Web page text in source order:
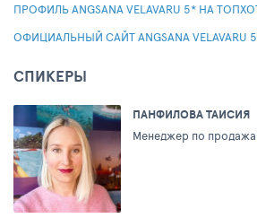
ПРОФИЛЬ ANGSANA VELAVARU 5* НА
ОФИЦИАЛЬНЫЙ САЙТ ANGSANA VELAVARU
СПИКЕРЫ
ПАНФИЛОВА ТАИСИЯ
Менеджер по